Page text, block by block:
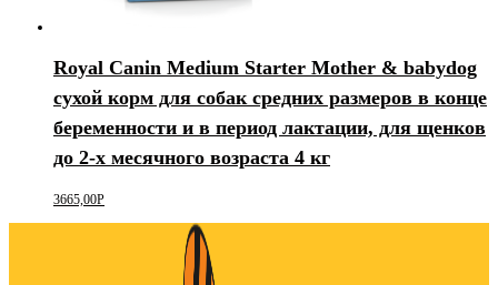
Royal Canin Medium Starter Mother & babydog
сухой корм для собак средних размеров в конце
беременности и в период лактации, для щенков
до 2-х месячного возраста 4 кг
3665,00Р